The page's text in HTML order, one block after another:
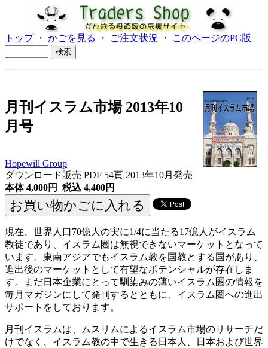
トップ・ かごを見る ・ ご注文状況 ・ このページのPC版
月刊イスラム市場 2013年10
月号
Hopewill Group
ダウンロード販売 PDF 54頁 2013年10月発売
本体 4,000円 税込 4,400円
現在、世界人口70億人の実に1/4に当たる17億人がイスラム
教徒であり、イスラム圏は無視できないマーケットとなって
います。東南アジアでもイスラム教を国教とする国があり、
進出後のマーケットとして有望なポテンシャルが存在しま
す。まだ日本企業にとって馴染みの薄いイスラム圏の情報を
毎月マガジンにして発刊するとともに、イスラム圏への進出
サポートをしております。
月刊イスラムは、ムスリムによるイスラム市場のリサーチだ
けでなく、イスラム教の中で生きる日本人、日本および世界